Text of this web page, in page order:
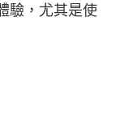
驗，尤其是使